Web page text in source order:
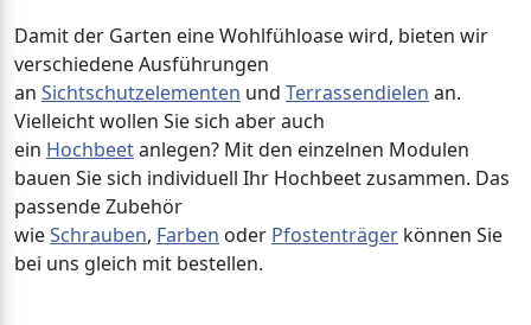
Damit der Garten eine Wohlfühloase wird, bieten wir
verschiedene Ausführungen
an Sichtschutzelementen und Terrassendielen an.
Vielleicht wollen Sie sich aber auch
ein Hochbeetanlegen? Mit den einzelnen Modulen
bauen Sie sich individuell Ihr Hochbeet zusammen. Das
passende Zubehör
wieSchrauben, Farben oder Pfostenträger können Sie
bei uns gleich mit bestellen.